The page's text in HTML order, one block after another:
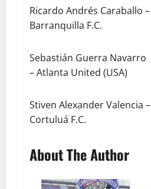
Ricardo Andrés Caraballo –
Barranquilla F.C.
Sebastián Guerra Navarro
– Atlanta United (USA)
Stiven Alexander Valencia –
Cortuluá F.C.
About The Author